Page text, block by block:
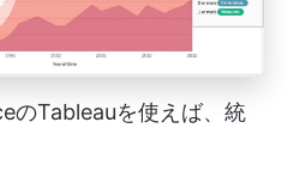
のTableauを使えば、統